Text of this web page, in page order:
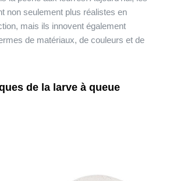
non seulement plus réalistes en
mais ils innovent également
de matériaux, de couleurs et de
de la larve à queue